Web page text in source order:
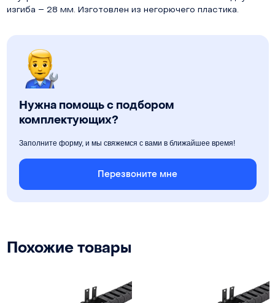
изгиба – 28 мм. Изготовлен из негорючего пластика.
Нужна помощь с подбором
комплектующих?
Заполните форму, и мы свяжемся с вами в ближайшее время!
Перезвоните мне
Похожие товары